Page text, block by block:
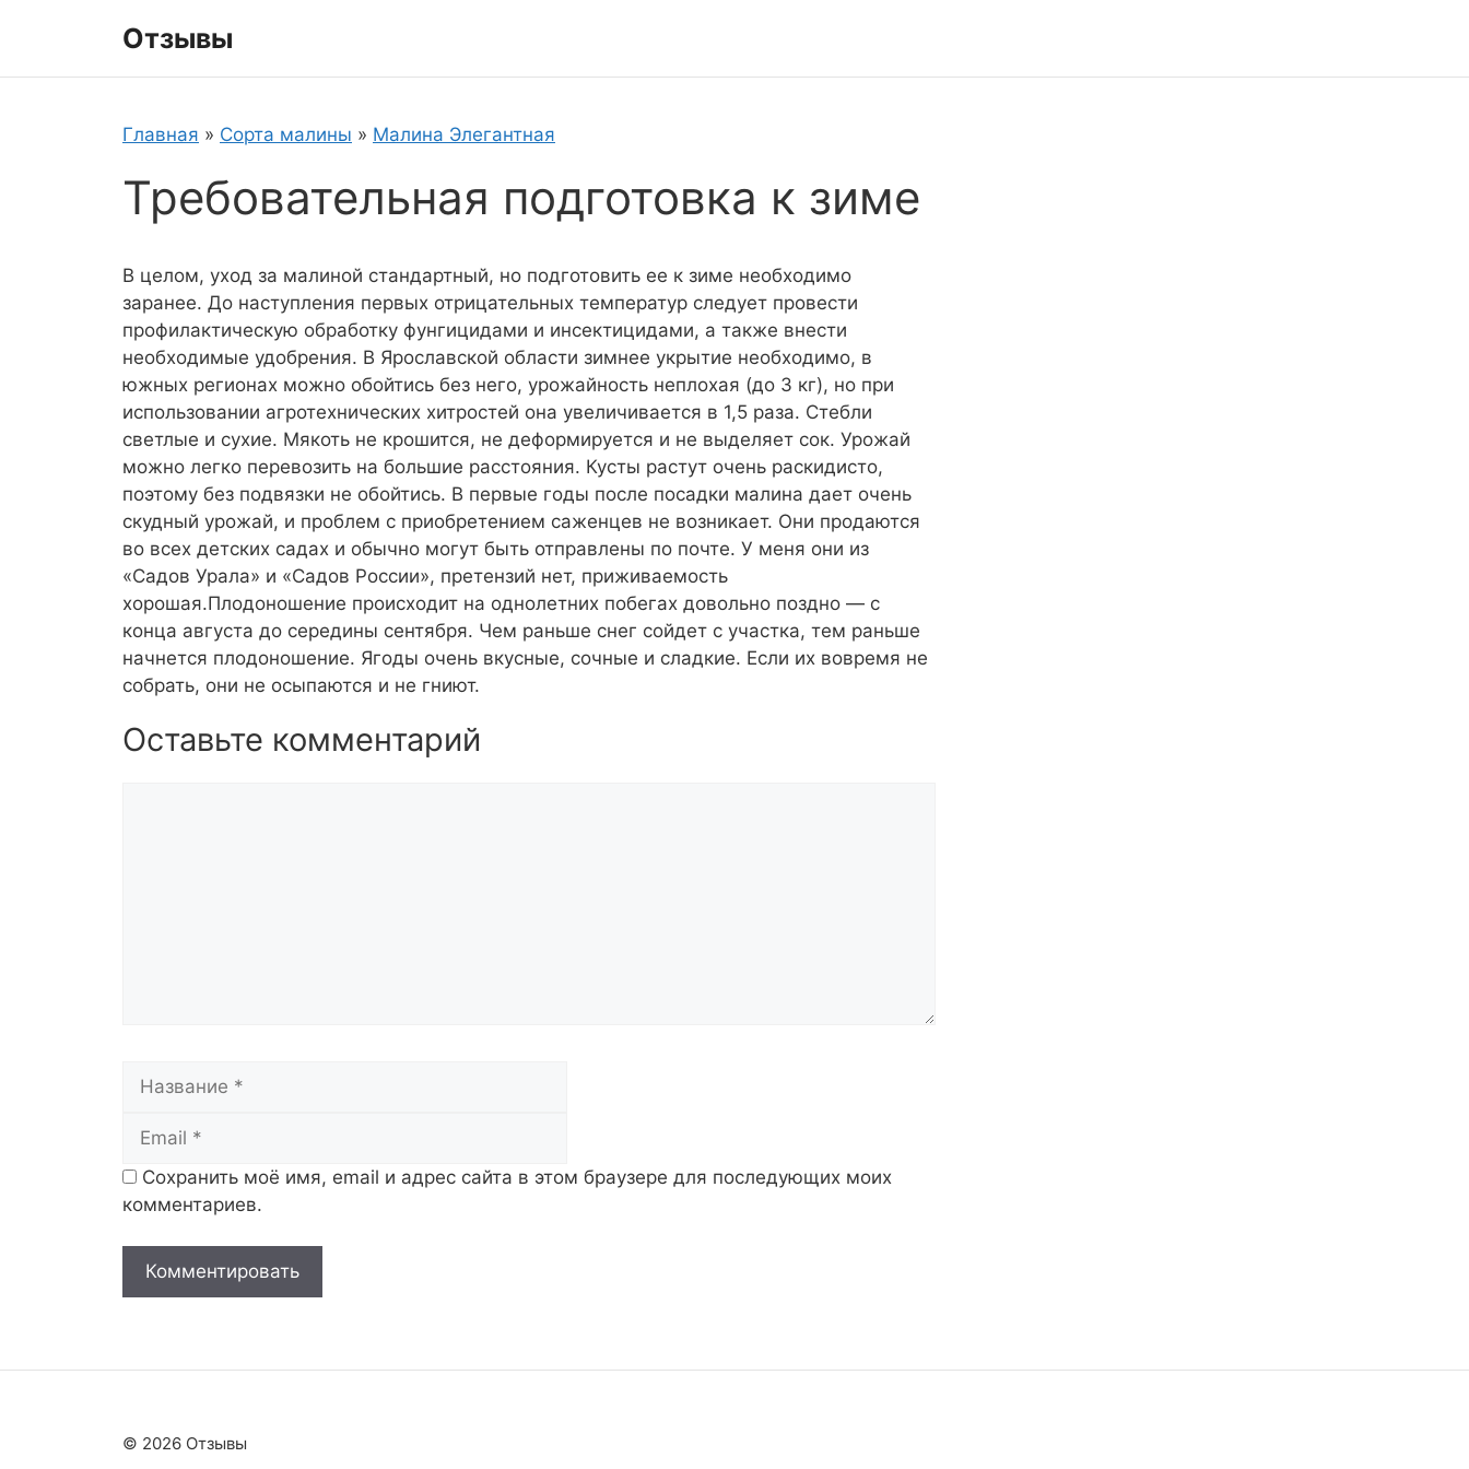
Отзывы
Главная » Сорта малины » Малина Элегантная
Требовательная подготовка к зиме
В целом, уход за малиной стандартный, но подготовить ее к зиме необходимо
заранее. До наступления первых отрицательных температур следует провести
профилактическую обработку фунгицидами и инсектицидами, а также внести
необходимые удобрения. В Ярославской области зимнее укрытие необходимо, в
южных регионах можно обойтись без него, урожайность неплохая (до 3 кг), но при
использовании агротехнических хитростей она увеличивается в 1,5 раза. Стебли
светлые и сухие. Мякоть не крошится, не деформируется и не выделяет сок. Урожай
можно легко перевозить на большие расстояния. Кусты растут очень раскидисто,
поэтому без подвязки не обойтись. В первые годы после посадки малина дает очень
скудный урожай, и проблем с приобретением саженцев не возникает. Они продаются
во всех детских садах и обычно могут быть отправлены по почте. У меня они из
«Садов Урала» и «Садов России», претензий нет, приживаемость
хорошая.Плодоношение происходит на однолетних побегах довольно поздно — с
конца августа до середины сентября. Чем раньше снег сойдет с участка, тем раньше
начнется плодоношение. Ягоды очень вкусные, сочные и сладкие. Если их вовремя не
собрать, они не осыпаются и не гниют.
Оставьте комментарий
Сохранить моё имя, email и адрес сайта в этом браузере для последующих моих
комментариев.
© 2026 Отзывы